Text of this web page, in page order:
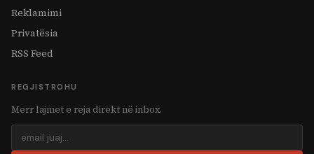
Reklamimi
Privatësia
RSS Feed
REGJISTROHU
Merr lajmet e reja direkt në inbox.